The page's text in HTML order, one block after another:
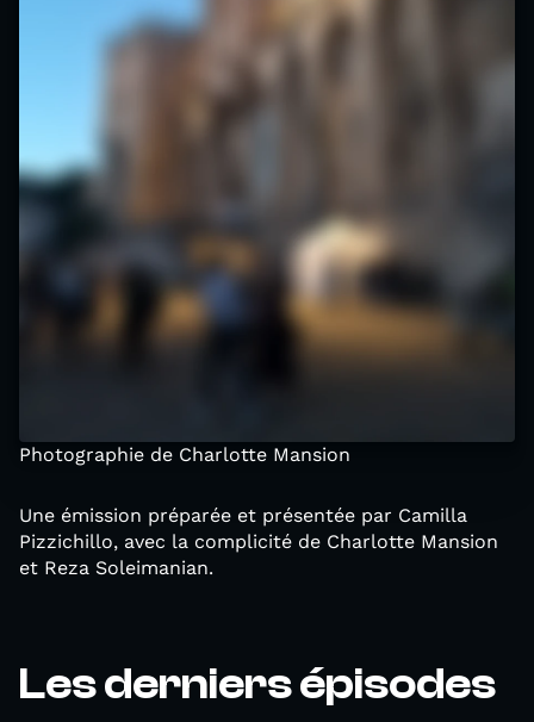
Photographie de Charlotte Mansion
Une émission préparée et présentée par Camilla
Pizzichillo, avec la complicité de Charlotte Mansion
et Reza Soleimanian.
Les derniers épisodes